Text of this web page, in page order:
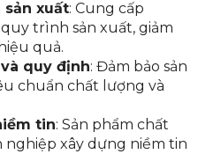
xuất: Cung cấp
trình sản xuất, giảm
quả.
quy định: Đảm bảo sản
chuẩn chất lượng và
tin: Sản phẩm chất
nghiệp xây dựng niềm tin